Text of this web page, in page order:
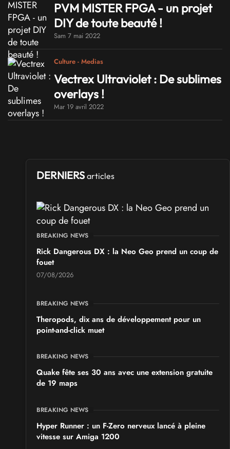
PVM MISTER FPGA - un projet
DIY de toute beauté !
Sam 7 mai 2022
Culture - Medias
Vectrex Ultraviolet : De sublimes
overlays !
Mar 19 avril 2022
DERNIERS articles
BREAKING NEWS
Rick Dangerous DX : la Neo Geo prend un coup de
fouet
07/08/2026
BREAKING NEWS
Theropods, dix ans de développement pour un
point-and-click muet
BREAKING NEWS
Quake fête ses 30 ans avec une extension gratuite
de 19 maps
BREAKING NEWS
Hyper Runner : un F-Zero nerveux lancé à pleine
vitesse sur Amiga 1200